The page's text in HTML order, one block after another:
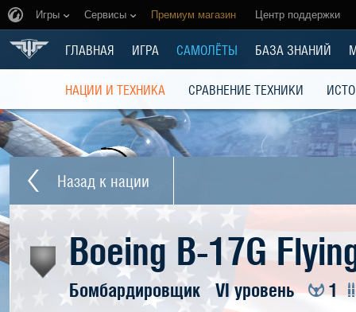
Игры Сервисы Премиум магазин Центр поддержки
ГЛАВНАЯ ИГРА САМОЛЁТЫ БАЗА ЗНАНИЙ
НАЦИИ И ТЕХНИКА СРАВНЕНИЕ ТЕХНИКИ
Назад к нации
Boeing B-17G
Бомбардировщик VI уровень 1